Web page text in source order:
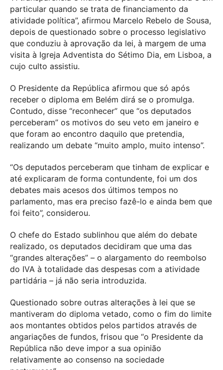
particular quando se trata de financiamento da
atividade política”, afirmou Marcelo Rebelo de Sousa,
depois de questionado sobre o processo legislativo
que conduziu à aprovação da lei, à margem de uma
visita à Igreja Adventista do Sétimo Dia, em Lisboa, a
cujo culto assistiu.
O Presidente da República afirmou que só após
receber o diploma em Belém dirá se o promulga.
Contudo, disse “reconhecer” que “os deputados
perceberam” os motivos do seu veto em janeiro e
que foram ao encontro daquilo que pretendia,
realizando um debate “muito amplo, muito intenso”.
“Os deputados perceberam que tinham de explicar e
até explicaram de forma contundente, foi um dos
debates mais acesos dos últimos tempos no
parlamento, mas era preciso fazê-lo e ainda bem que
foi feito”, considerou.
O chefe do Estado sublinhou que além do debate
realizado, os deputados decidiram que uma das
“grandes alterações” – o alargamento do reembolso
do IVA à totalidade das despesas com a atividade
partidária – já não seria introduzida.
Questionado sobre outras alterações à lei que se
mantiveram do diploma vetado, como o fim do limite
aos montantes obtidos pelos partidos através de
angariações de fundos, frisou que “o Presidente da
República não deve impor a sua opinião
relativamente ao consenso na sociedade